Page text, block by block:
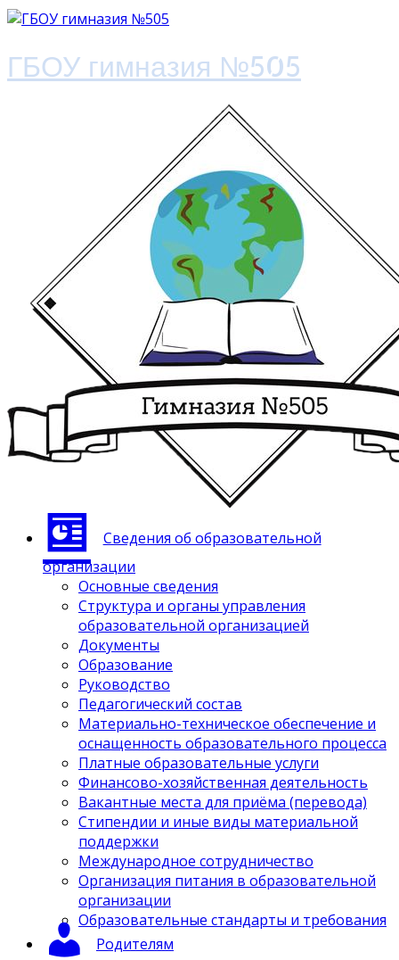
ГБОУ гимназия №505
Сведения об образовательной
организации
Основные сведения
Структура и органы управления
образовательной организацией
Документы
Образование
Руководство
Педагогический состав
Материально-техническое обеспечение и
оснащенность образовательного процесса
Платные образовательные услуги
Финансово-хозяйственная деятельность
Вакантные места для приёма (перевода)
Стипендии и иные виды материальной
поддержки
Международное сотрудничество
Организация питания в образовательной
организации
Образовательные стандарты и требования
Родителям